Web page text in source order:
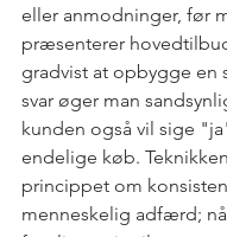
eller anmodninger, før
præsenterer
gradvist at opbygge en
svar øger man
kunden også vil sige
endelige køb.
princippet om
menneskelig adfærd;